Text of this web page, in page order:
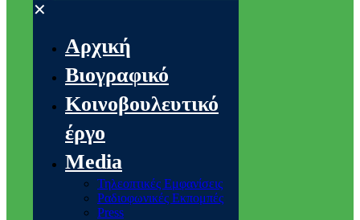
✕
Αρχική
Βιογραφικό
Κοινοβουλευτικό
έργο
Media
Τηλεοπτικές Εμφανίσεις
Ραδιοφωνικές Εκπομπές
Press